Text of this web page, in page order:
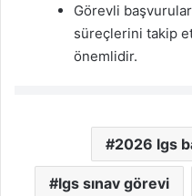
Görevli
süreçlerini takip
önemlidir.
2026 lgs
lgs sınav görevi